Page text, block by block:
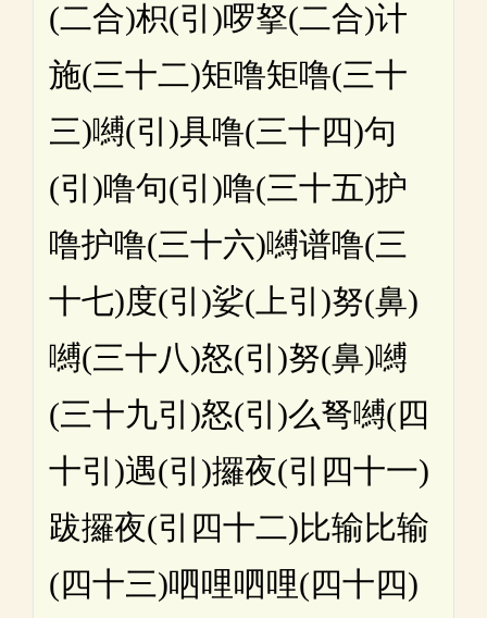
(二合)枳(引)啰拏(二合)计
施(三十二)矩噜矩噜(三十
三)嚩(引)具噜(三十四)句
(引)噜句(引)噜(三十五)护
噜护噜(三十六)嚩谱噜(三
十七)度(引)娑(上引)努(鼻)
嚩(三十八)怒(引)努(鼻)嚩
(三十九引)怒(引)么弩嚩(四
十引)遇(引)攞夜(引四十一)
跋攞夜(引四十二)比输比输
(四十三)呬哩呬哩(四十四)